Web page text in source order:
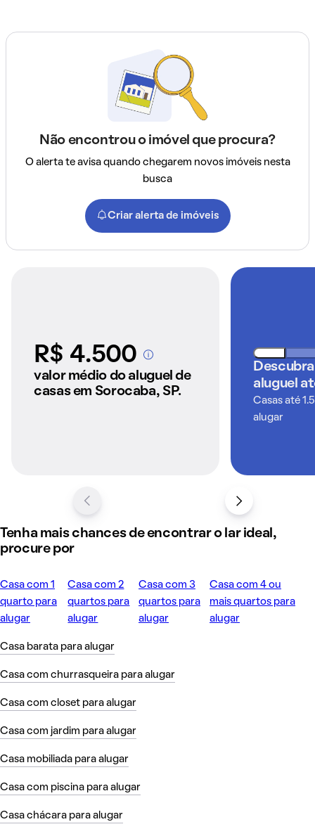
Não encontrou o imóvel que procura?
O alerta te avisa quando chegarem novos imóveis nesta
busca
Criar alerta de imóveis
R$ 4.500A partir dos imóveis
anunciados pelo
QuintoAndar
valor médio do aluguel de
casas em Sorocaba, SP.
aluguel
Casas até
alugar
Tenha mais chances de encontrar o lar ideal,
procure por
Casa com 1
quarto para
alugar
Casa com 2
quartos para
alugar
Casa com 3
quartos para
alugar
Casa com 4 ou
mais quartos para
alugar
Casa barata para alugar
Casa com churrasqueira para alugar
Casa com closet para alugar
Casa com jardim para alugar
Casa mobiliada para alugar
Casa com piscina para alugar
Casa chácara para alugar